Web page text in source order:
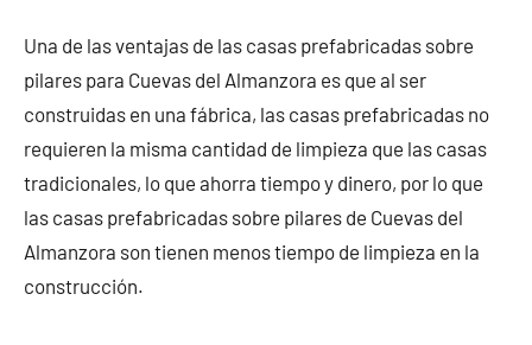
Una de las ventajas de las casas prefabricadas sobre
pilares para Cuevas del Almanzora es que al ser
construidas en una fábrica, las casas prefabricadas no
requieren la misma cantidad de limpieza que las casas
tradicionales, lo que ahorra tiempo y dinero, por lo que
las casas prefabricadas sobre pilares de Cuevas del
Almanzora son tienen menos tiempo de limpieza en la
construcción.